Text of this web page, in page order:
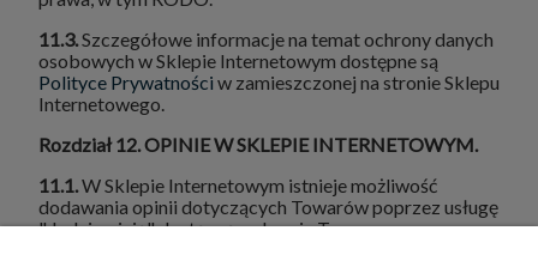
11.3.Szczegółowe informacje na temat ochrony danych
osobowych w Sklepie Internetowym dostępne są
Polityce Prywatności w zamieszczonej na stronie Sklepu
Internetowego.
Rozdział 12. OPINIE W SKLEPIE INTERNETOWYM.
11.1.W Sklepie Internetowym istnieje możliwość
dodawania opinii dotyczących Towarów poprzez usługę
"dodaj opinię" dostępną na karcie Towaru: